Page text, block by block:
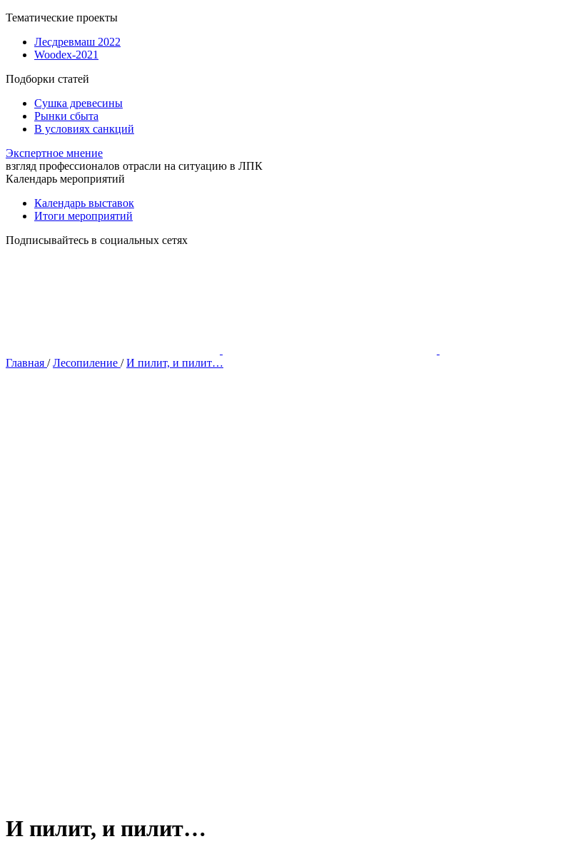
Тематические проекты
Лесдревмаш 2022
Woodex-2021
Подборки статей
Сушка древесины
Рынки сбыта
В условиях санкций
Экспертное мнение
взгляд профессионалов отрасли на ситуацию в ЛПК
Календарь мероприятий
Календарь выставок
Итоги мероприятий
Подписывайтесь в социальных сетях
Главная / Лесопиление / И пилит, и пилит…
И пилит, и пилит…